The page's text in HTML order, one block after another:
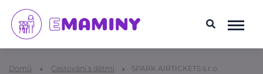
Domů Cestování s dětmi SPARK AIRTICKETS s.r.o.